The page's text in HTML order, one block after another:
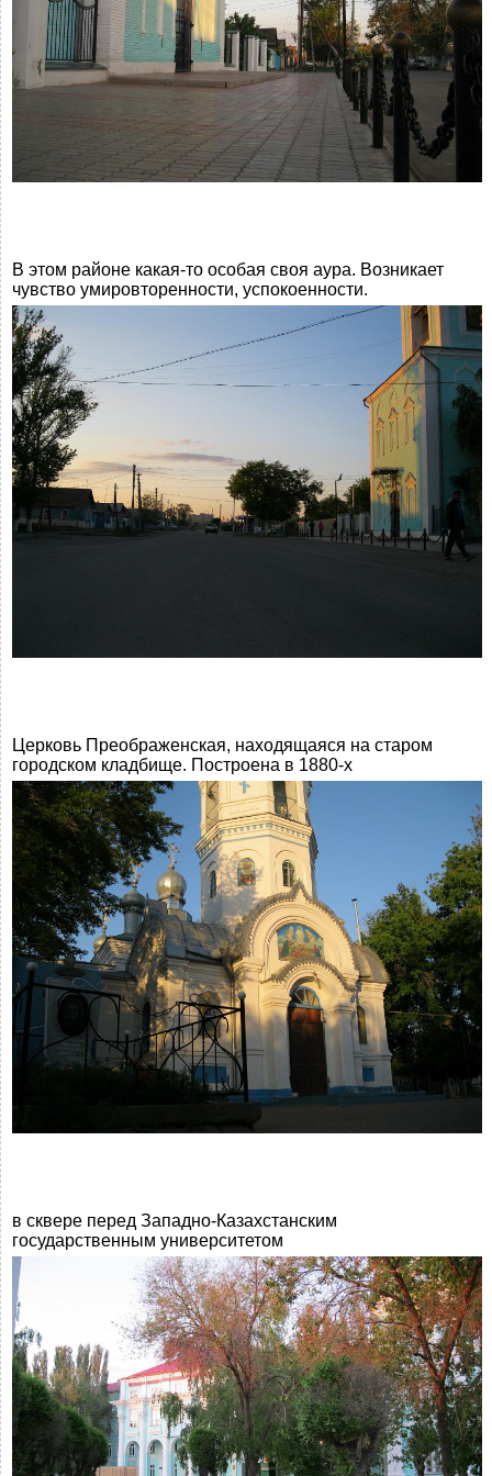
В этом районе какая-то особая своя аура. Возникает
чувство умировторенности, успокоенности.
Церковь Преображенская, находящаяся на старом
городском кладбище. Построена в 1880-х
в сквере перед Западно-Казахстанским
государственным университетом